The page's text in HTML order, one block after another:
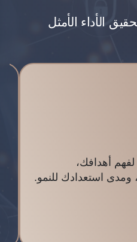
الأداء الأمثل
لفهم أهدافك،
ومدى استعدادك للنمو.